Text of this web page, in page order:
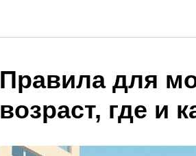
Правила для
возраст, где и